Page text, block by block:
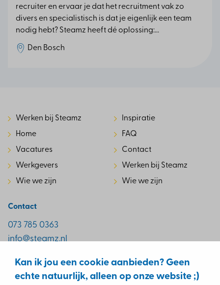
Kan ik jou een cookie aanbieden? Geen
echte natuurlijk, alleen op onze website ;)
recruiter en ervaar je dat het recruitment vak zo
divers en specialistisch is dat je eigenlijk een team
nodig hebt? Steamz heeft dé oplossing:...
Den Bosch
Werken bij Steamz
Home
Vacatures
Werkgevers
Wie we zijn
Inspiratie
FAQ
Contact
Werken bij Steamz
Wie we zijn
Contact
073 785 0363
info@steamz.nl
Reitscheweg 1-7
5232 BX ‘s-Hertogenbosch